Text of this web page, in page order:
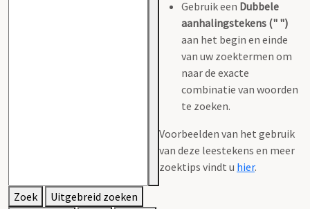
Gebruik een Dubbele
aanhalingstekens (" ")
aan het begin en einde
van uw zoektermen om
naar de exacte
combinatie van woorden
te zoeken.
Voorbeelden van het gebruik
van deze leestekens en meer
zoektips vindt u hier.
Zoek
Uitgebreid zoeken